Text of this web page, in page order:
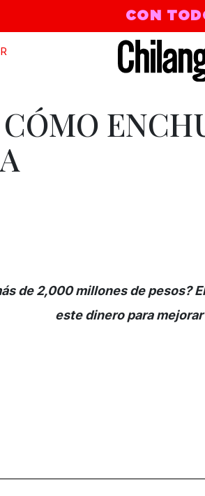
CON
de 2,000 millones de pesos?
este dinero para